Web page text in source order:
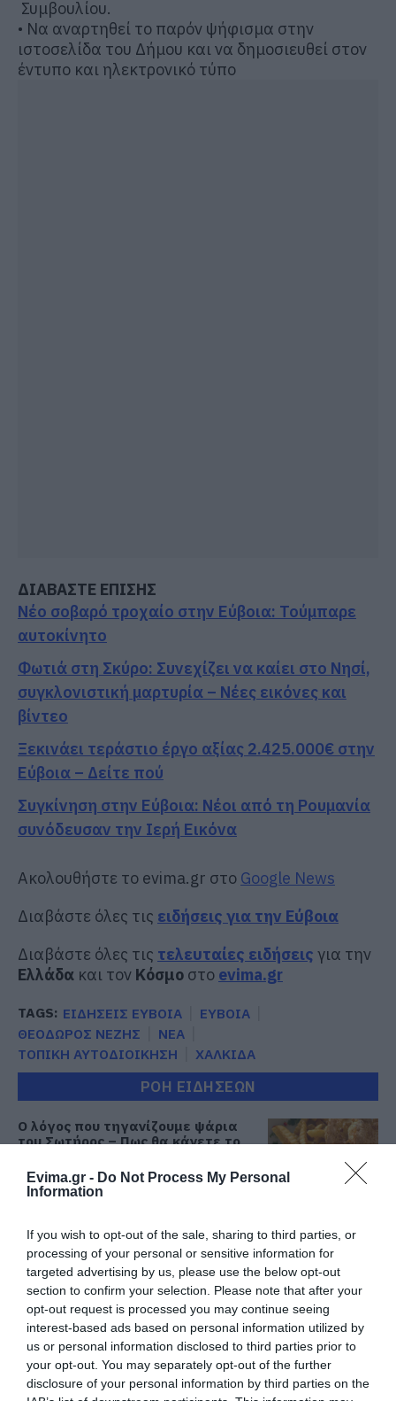
Evima.gr - Do Not Process My Personal
Information
If you wish to opt-out of the sale, sharing to third parties, or
processing of your personal or sensitive information for
targeted advertising by us, please use the below opt-out
section to confirm your selection. Please note that after your
opt-out request is processed you may continue seeing
interest-based ads based on personal information utilized by
us or personal information disclosed to third parties prior to
your opt-out. You may separately opt-out of the further
disclosure of your personal information by third parties on the
Συμβουλίου.
• Να αναρτηθεί το παρόν ψήφισμα στην
ιστοσελίδα του Δήμου και να δημοσιευθεί στον
έντυπο και ηλεκτρονικό τύπο
ΔΙΑΒΑΣΤΕ ΕΠΙΣΗΣ
Νέο σοβαρό τροχαίο στην Εύβοια: Τούμπαρε
αυτοκίνητο
Φωτιά στη Σκύρο: Συνεχίζει να καίει στο Νησί,
συγκλονιστική μαρτυρία – Νέες εικόνες και
βίντεο
Ξεκινάει τεράστιο έργο αξίας 2.425.000€ στην
Εύβοια – Δείτε πού
Συγκίνηση στην Εύβοια: Νέοι από τη Ρουμανία
συνόδευσαν την Ιερή Εικόνα
Ακολουθήστε το evima.gr στο Google News
Διαβάστε όλες τις ειδήσεις για την Εύβοια
Διαβάστε όλες τις τελευταίες ειδήσεις για την
Ελλάδα και τον Κόσμο στο evima.gr
TAGS: ΕΙΔΗΣΕΙΣ ΕΥΒΟΙΑ
ΕΥΒΟΙΑ
ΘΕΟΔΩΡΟΣ ΝΕΖΗΣ
ΝΕΑ
ΤΟΠΙΚΗ ΑΥΤΟΔΙΟΙΚΗΣΗ
ΧΑΛΚΙΔΑ
ΡΟΗ ΕΙΔΗΣΕΩΝ
Ο λόγος που τηγανίζουμε ψάρια
του Σωτήρος – Πως θα κάνετε το
06.08.2026 | 20:20
τη ζωή ο 37χρονος που είχε
τροχαίο με αγριογούρουνο
06.08.2026 | 20:20
Νέο σοβαρό τροχαίο στην Εύβοια:
Τούμπαρε αυτοκίνητο
06.08.2026 | 20:00